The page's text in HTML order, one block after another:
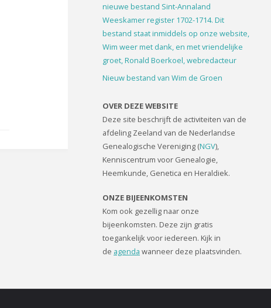
nieuwe bestand Sint-Annaland
Weeskamer register 1702-1714. Dit
bestand staat inmiddels op onze website,
Wim weer met dank, en met vriendelijke
groet, Ronald Boerkoel, webredacteur
Nieuw bestand van Wim de Groen
OVER DEZE WEBSITE
Deze site beschrijft de activiteiten van de
afdeling Zeeland van de Nederlandse
Genealogische Vereniging (NGV),
Kenniscentrum voor Genealogie,
Heemkunde, Genetica en Heraldiek.
ONZE BIJEENKOMSTEN
Kom ook gezellig naar onze
bijeenkomsten. Deze zijn gratis
toegankelijk voor iedereen. Kijk in
de agenda wanneer deze plaatsvinden.